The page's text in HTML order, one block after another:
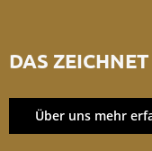
DAS ZEICHNET
Über uns mehr